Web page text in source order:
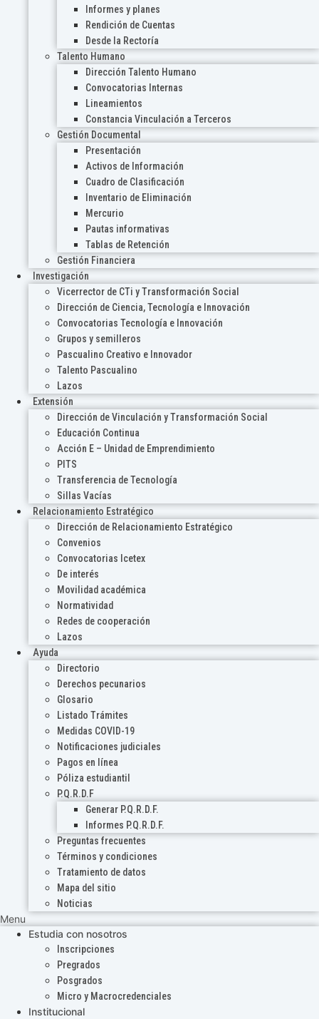
Informes y planes
Rendición de Cuentas
Desde la Rectoría
Talento Humano
Dirección Talento Humano
Convocatorias Internas
Lineamientos
Constancia Vinculación a Terceros
Gestión Documental
Presentación
Activos de Información
Cuadro de Clasificación
Inventario de Eliminación
Mercurio
Pautas informativas
Tablas de Retención
Gestión Financiera
Investigación
Vicerrector de CTi y Transformación Social
Dirección de Ciencia, Tecnología e Innovación
Convocatorias Tecnología e Innovación
Grupos y semilleros
Pascualino Creativo e Innovador
Talento Pascualino
Lazos
Extensión
Dirección de Vinculación y Transformación Social
Educación Continua
Acción E – Unidad de Emprendimiento
PITS
Transferencia de Tecnología
Sillas Vacías
Relacionamiento Estratégico
Dirección de Relacionamiento Estratégico
Convenios
Convocatorias Icetex
De interés
Movilidad académica
Normatividad
Redes de cooperación
Lazos
Ayuda
Directorio
Derechos pecunarios
Glosario
Listado Trámites
Medidas COVID-19
Notificaciones judiciales
Pagos en línea
Póliza estudiantil
P.Q.R.D.F
Generar P.Q.R.D.F.
Informes P.Q.R.D.F.
Preguntas frecuentes
Términos y condiciones
Tratamiento de datos
Mapa del sitio
Noticias
Menu
Estudia con nosotros
Inscripciones
Pregrados
Posgrados
Micro y Macrocredenciales
Institucional